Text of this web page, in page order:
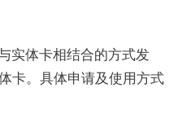
实体卡相结合的方式发
卡。具体申请及使用方式